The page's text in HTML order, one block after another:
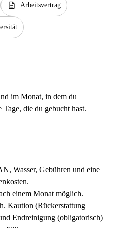
description Arbeitsvertrag
im Monat, in dem du
Tage, die du gebucht hast.
Wasser, Gebühren und eine
einem Monat möglich.
Kaution (Rückerstattung
Endreinigung (obligatorisch)